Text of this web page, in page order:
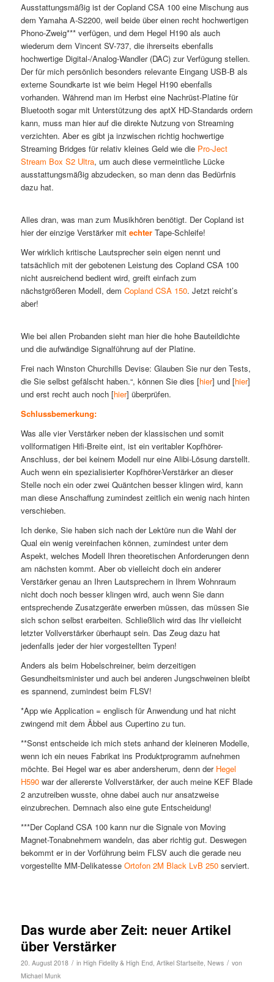
Ausstattungsmäßig ist der Copland CSA 100 eine Mischung aus
dem Yamaha A-S2200, weil beide über einen recht hochwertigen
Phono-Zweig*** verfügen, und dem Hegel H190 als auch
wiederum dem Vincent SV-737, die ihrerseits ebenfalls
hochwertige Digital-/Analog-Wandler (DAC) zur Verfügung stellen.
Der für mich persönlich besonders relevante Eingang USB-B als
externe Soundkarte ist wie beim Hegel H190 ebenfalls
vorhanden. Während man im Herbst eine Nachrüst-Platine für
Bluetooth sogar mit Unterstützung des aptX HD-Standards ordern
kann, muss man hier auf die direkte Nutzung von Streaming
verzichten. Aber es gibt ja inzwischen richtig hochwertige
Streaming Bridges für relativ kleines Geld wie die Pro-Ject
Stream Box S2 Ultra, um auch diese vermeintliche Lücke
ausstattungsmäßig abzudecken, so man denn das Bedürfnis
dazu hat.
Alles dran, was man zum Musikhören benötigt. Der Copland ist
hier der einzige Verstärker mit echter Tape-Schleife!
Wer wirklich kritische Lautsprecher sein eigen nennt und
tatsächlich mit der gebotenen Leistung des Copland CSA 100
nicht ausreichend bedient wird, greift einfach zum
nächstgrößeren Modell, dem Copland CSA 150. Jetzt reicht’s
aber!
Wie bei allen Probanden sieht man hier die hohe Bauteildichte
und die aufwändige Signalführung auf der Platine.
Frei nach Winston Churchills Devise: Glauben Sie nur den Tests,
die Sie selbst gefälscht haben.“, können Sie dies [hier] und [hier]
und erst recht auch noch [hier] überprüfen.
Schlussbemerkung:
Was alle vier Verstärker neben der klassischen und somit
vollformatigen Hifi-Breite eint, ist ein veritabler Kopfhörer-
Anschluss, der bei keinem Modell nur eine Alibi-Lösung darstellt.
Auch wenn ein spezialisierter Kopfhörer-Verstärker an dieser
Stelle noch ein oder zwei Quäntchen besser klingen wird, kann
man diese Anschaffung zumindest zeitlich ein wenig nach hinten
verschieben.
Ich denke, Sie haben sich nach der Lektüre nun die Wahl der
Qual ein wenig vereinfachen können, zumindest unter dem
Aspekt, welches Modell Ihren theoretischen Anforderungen denn
am nächsten kommt. Aber ob vielleicht doch ein anderer
Verstärker genau an Ihren Lautsprechern in Ihrem Wohnraum
nicht doch noch besser klingen wird, auch wenn Sie dann
entsprechende Zusatzgeräte erwerben müssen, das müssen Sie
sich schon selbst erarbeiten. Schließlich wird das Ihr vielleicht
letzter Vollverstärker überhaupt sein. Das Zeug dazu hat
jedenfalls jeder der hier vorgestellten Typen!
Anders als beim Hobelschreiner, beim derzeitigen
Gesundheitsminister und auch bei anderen Jungschweinen bleibt
es spannend, zumindest beim FLSV!
*App wie Application = englisch für Anwendung und hat nicht
zwingend mit dem Äbbel aus Cupertino zu tun.
**Sonst entscheide ich mich stets anhand der kleineren Modelle,
wenn ich ein neues Fabrikat ins Produktprogramm aufnehmen
möchte. Bei Hegel war es aber andersherum, denn der Hegel
H590war der allererste Vollverstärker, der auch meine KEF Blade
2 anzutreiben wusste, ohne dabei auch nur ansatzweise
einzubrechen. Demnach also eine gute Entscheidung!
***Der Copland CSA 100 kann nur die Signale von Moving
Magnet-Tonabnehmern wandeln, das aber richtig gut. Deswegen
bekommt er in der Vorführung beim FLSV auch die gerade neu
vorgestellte MM-Delikatesse Ortofon 2M Black LvB 250serviert.
Das wurde aber Zeit: neuer Artikel
über Verstärker
20. August 2018 / in High Fidelity & High End, Artikel Startseite, News / von
Michael Munk